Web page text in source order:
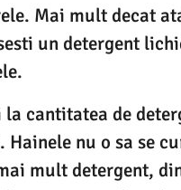
Mai mult decat
un detergent
cantitatea de
Hainele nu o sa se
mult detergent,